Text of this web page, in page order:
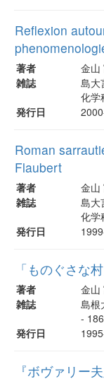
Reflexion
著者
金山
雑誌
島大
化学
発行日
Roman
Flaubert
著者
金山
雑誌
島大
化学
発行日
「ものぐさな
著者
金山
雑誌
島根
- 186
発行日
『ボヴァリー